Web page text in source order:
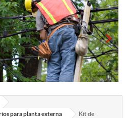
para planta externa
Kit de